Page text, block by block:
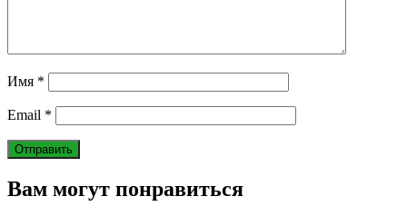
Имя *
Email *
Вам могут понравиться